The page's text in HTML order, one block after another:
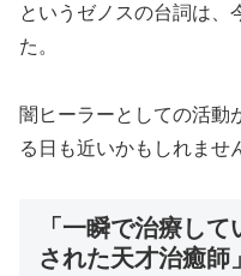
というゼノスの台詞は、
た。
闇ヒーラーとしての活動
る日も近いかもしれませ
「一瞬で治療し
された天才治癒師